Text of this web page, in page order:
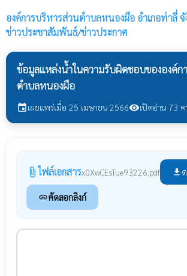
องค์การบริหารส่วนตำบลหนองผือ อำเภอท่าลี่
ข่าวประชาสัมพันธ์/ข่าวประกาศ
ข้อมูลแหล่งน้ำในความรับผิดชอบขององค์ก
ตำบลหนองผือ
eventเผยแพร่เมื่อ 25 เมษายน 2566visibilityเปิดอ่าน 73 ค
attach_file ไฟล์เอกสารx0XwCEsTue93226.pdf file_download
linkคัดลอกลิงก์